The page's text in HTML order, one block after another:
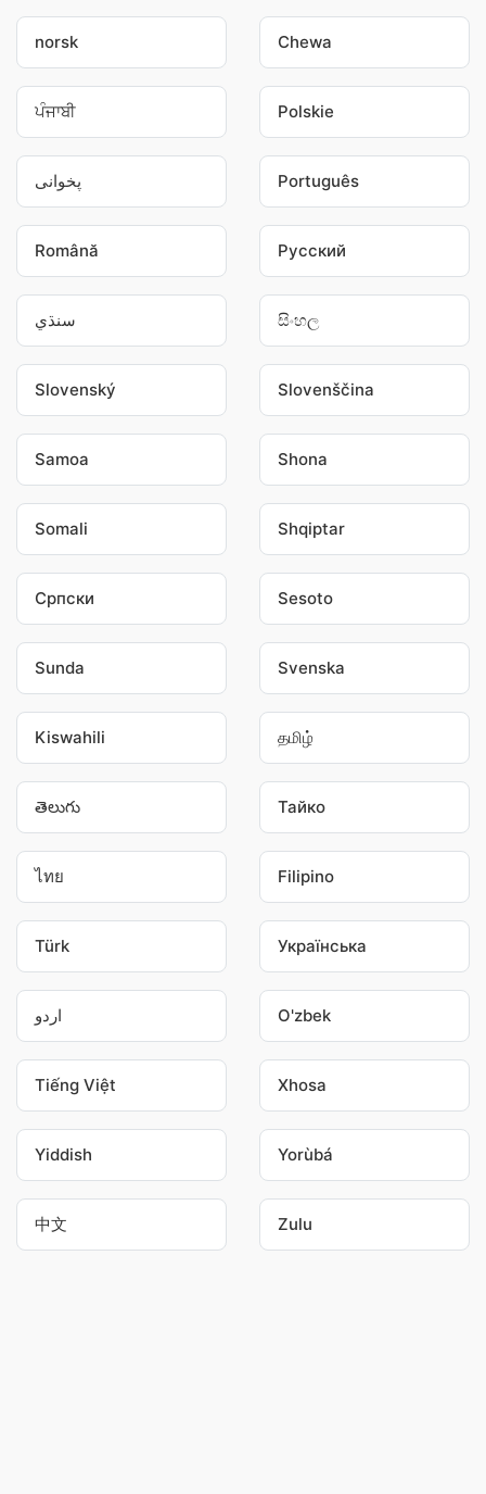
norsk Chewa
ਪੰਜਾਬੀ Polskie
پخوانی Português
Română Pусский
سنڌي සිංහල
Slovenský Slovenščina
Samoa Shona
Somali Shqiptar
Српски Sesoto
Sunda Svenska
Kiswahili தமிழ்
తెలుగు Тайко
ไทย Filipino
Türk Українська
اردو O'zbek
Tiếng Việt Xhosa
Yiddish Yorùbá
中文 Zulu